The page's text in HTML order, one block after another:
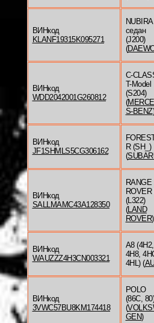
ВИНкод
KLANF19315K095271
NUBIRA
седан
(J200)
(
ВИНкод
WDD2042001G260812
C-
T-Model
(S204)
(
S-BENZ)
ВИНкод
JF1SHMLS5CG306162
R (SH_)
(
ВИНкод
SALLMAMC43A128350
RANGE
ROVER
(L322)
(LAND
ROVER)
ВИНкод
WAUZZZ4H3CN003321
A8 (4H2,
4H8,
4HL) (
ВИНкод
3VWC57BU8KM174418
POLO
(86C, 80)
(
GEN)